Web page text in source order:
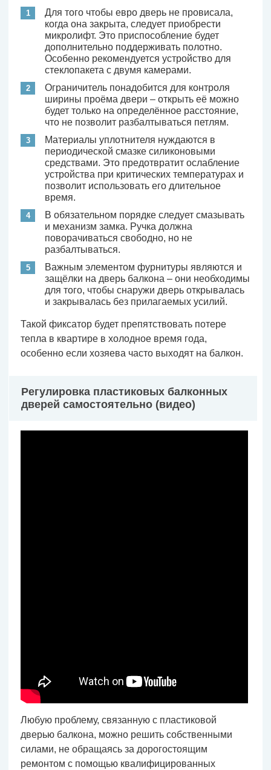
Для того чтобы евро дверь не провисала,
когда она закрыта, следует приобрести
микролифт. Это приспособление будет
дополнительно поддерживать полотно.
Особенно рекомендуется устройство для
стеклопакета с двумя камерами.
Ограничитель понадобится для контроля
ширины проёма двери – открыть её можно
будет только на определённое расстояние,
что не позволит разбалтываться петлям.
Материалы уплотнителя нуждаются в
периодической смазке силиконовыми
средствами. Это предотвратит ослабление
устройства при критических температурах и
позволит использовать его длительное
время.
В обязательном порядке следует смазывать
и механизм замка. Ручка должна
поворачиваться свободно, но не
разбалтываться.
Важным элементом фурнитуры являются и
защёлки на дверь балкона – они необходимы
для того, чтобы снаружи дверь открывалась
и закрывалась без прилагаемых усилий.
Такой фиксатор будет препятствовать потере
тепла в квартире в холодное время года,
особенно если хозяева часто выходят на балкон.
Регулировка пластиковых балконных
дверей самостоятельно (видео)
Любую проблему, связанную с пластиковой
дверью балкона, можно решить собственными
силами, не обращаясь за дорогостоящим
ремонтом с помощью квалифицированных